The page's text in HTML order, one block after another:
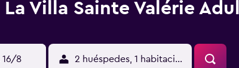
La Villa Sainte Valérie
16/8 2 huéspedes, 1 habitación